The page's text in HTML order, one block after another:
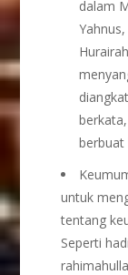
dalam
berbuat
untuk
tentang
Seperti